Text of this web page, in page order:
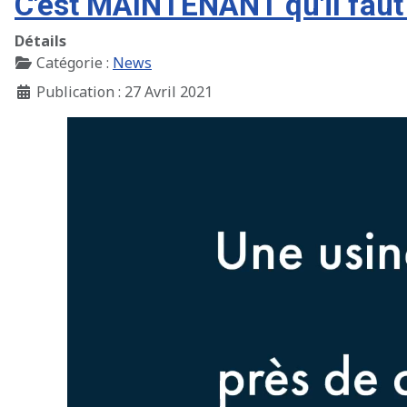
Détails
Catégorie : News
Publication : 27 Avril 2021